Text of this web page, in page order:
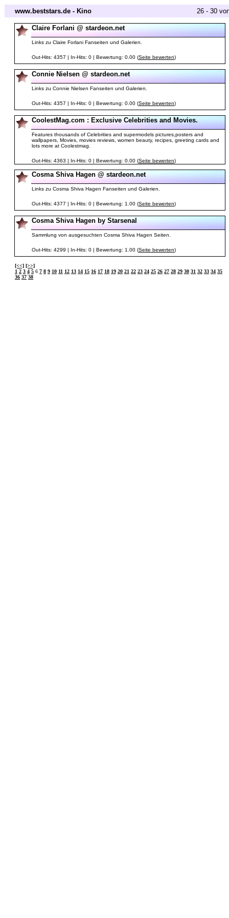
www.beststars.de - Kino 26 - 30
Claire Forlani @ stardeon.net
Links zu Claire Forlani Fanseiten und Galerien.
Out-Hits: 4357 | In-Hits: 0 | Bewertung: 0.00 (Seite bewerten)
Connie Nielsen @ stardeon.net
Links zu Connie Nielsen Fanseiten und Galerien.
Out-Hits: 4357 | In-Hits: 0 | Bewertung: 0.00 (Seite bewerten)
CoolestMag.com : Exclusive Celebrities and Movies.
Features thousands of Celebrities and supermodels pictures,posters and
wallpapers, Movies, movies reviews, women beauty, recipes, greeting cards and
lots more at Coolestmag.
Out-Hits: 4363 | In-Hits: 0 | Bewertung: 0.00 (Seite bewerten)
Cosma Shiva Hagen @ stardeon.net
Links zu Cosma Shiva Hagen Fanseiten und Galerien.
Out-Hits: 4377 | In-Hits: 0 | Bewertung: 1.00 (Seite bewerten)
Cosma Shiva Hagen by Starsenal
Sammlung von ausgesuchten Cosma Shiva Hagen Seiten.
Out-Hits: 4299 | In-Hits: 0 | Bewertung: 1.00 (Seite bewerten)
[<<] [>>]
1 2 3 4 5 6 7 8 9 10 11 12 13 14 15 16 17 18 19 20 21 22 23 24 25 26 27 28 29 30 31 32 33 34 35
36 37 38